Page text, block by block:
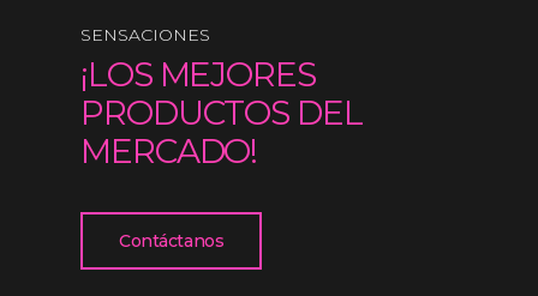
SENSACIONES
¡LOS MEJORES
PRODUCTOS DEL
MERCADO!
Contáctanos